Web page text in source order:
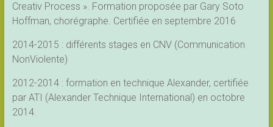
Creativ Process ». Formation proposée par Gary Soto
Hoffman, chorégraphe. Certifiée en septembre 2016
2014-2015 : différents stages en CNV (Communication
NonViolente)
2012-2014 : formation en technique Alexander, certifiée
par ATI (Alexander Technique International) en octobre
2014.